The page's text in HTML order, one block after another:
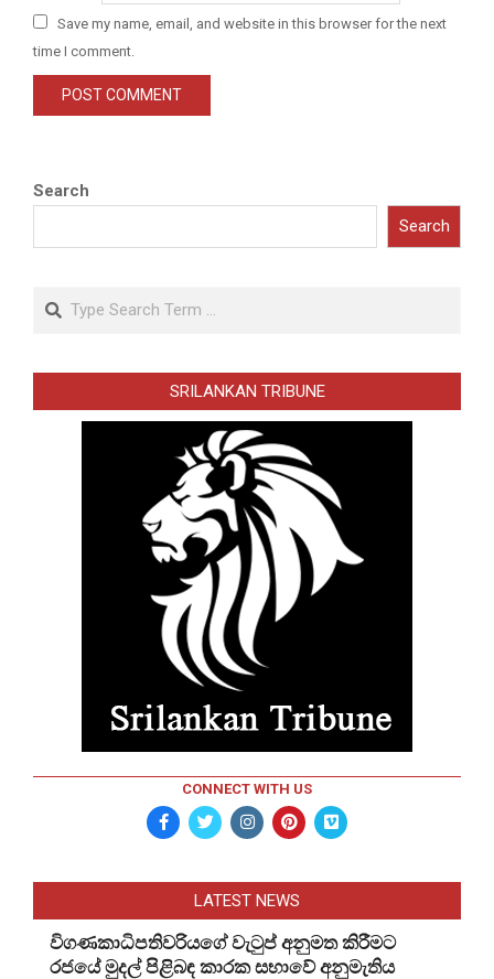
Save my name, email, and website in this browser for the next
time I comment.
Search
Search
Search
SRILANKAN TRIBUNE
CONNECT WITH US
LATEST NEWS
විගණකාධිපතිවරියගේ වැටුප් අනුමත කිරීමට
රජයේ මුදල් පිළිබඳ කාරක සභාවේ අනුමැතිය